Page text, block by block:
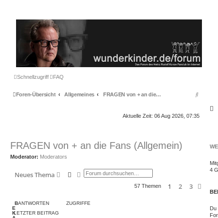
Schnellzugriff FAQ
Foren-Übersicht Allgemeines FRAGEN von + an die Fans (Allgemein)
c
Aktuelle Zeit: 06 Aug 2026, 07:35
FRAGEN von + an die Fans (Allgemein)
Moderator: Moderators
Neues Thema SucheErweiterte Suche
57 Themen 1 2 3
B
E
K
ANTWORTEN
ZUGRIFFE
LETZTER BEITRAG
4